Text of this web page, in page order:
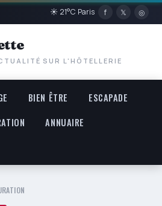
☀ 21°C Paris f 𝕏 ◎
SUR L'HÔTELLERIE
BIEN ÊTRE
ESCAPADE
ANNUAIRE